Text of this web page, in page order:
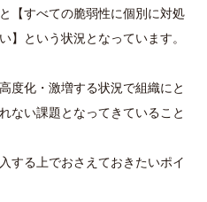
【すべての脆弱性に個別に対処
】という状況となっています。
度化・激増する状況で組織にと
ない課題となってきていること
する上でおさえておきたいポイ